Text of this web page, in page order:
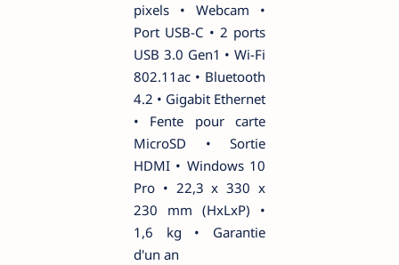
pixels • Webcam •
Port USB-C • 2 ports
USB 3.0 Gen1 • Wi-Fi
802.11ac • Bluetooth
4.2 • Gigabit Ethernet
• Fente pour carte
MicroSD • Sortie
HDMI • Windows 10
Pro • 22,3 x 330 x
230 mm (HxLxP) •
1,6 kg • Garantie
d'un an